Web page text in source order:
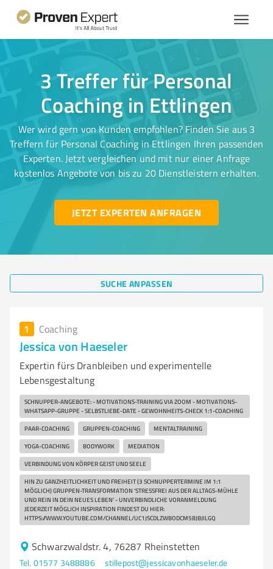
3 Treffer für Personal
Coaching in Ettlingen
Wer wird gern von Kunden empfohlen? Finden Sie aus 3
Treffern für Personal Coaching in Ettlingen Ihren passenden
Experten. Jetzt vergleichen und mit nur einer Anfrage
kostenlos Angebote von bis zu 20 Dienstleistern erhalten.
JETZT EXPERTEN ANFRAGEN
SUCHE ANPASSEN
1 Coaching
Jessica von Haeseler
Expertin fürs Dranbleiben und experimentelle
Lebensgestaltung
SCHNUPPER-ANGEBOTE: - MOTIVATIONS-TRAINING VIA ZOOM - MOTIVATIONS-
WHATSAPP-GRUPPE - SELBSTLIEBE-DATE - GEWOHNHEITS-CHECK 1:1-COACHING
PAAR-COACHING GRUPPEN-COACHING MENTALTRAINING
YOGA-COACHING BODYWORK MEDIATION
VERBINDUNG VON KÖRPER GEIST UND SEELE
HIN ZU GANZHEITLICHKEIT UND FREIHEIT (3 SCHNUPPERTERMINE IM 1:1
MÖGLICH) GRUPPEN-TRANSFORMATION 'STRESSFREI AUS DER ALLTAGS-MÜHLE
UND REIN IN DEIN NEUES LEBEN' - UNVERBINDLICHE VORANMELDUNG
JEDERZEIT MÖGLICH INSPIRATION FINDEST DU HIER:
HTTPS://WWW.YOUTUBE.COM/CHANNEL/UC1JSCDLZWBODCM5BJBJILGQ
Schwarzwaldstr. 4, 76287 Rheinstetten
Tel. 01577 3488886
stillepost@jessicavonhaeseler.de